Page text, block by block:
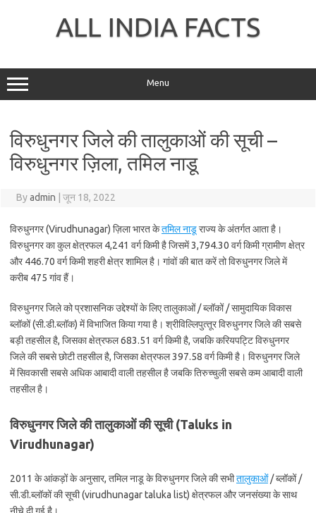
ALL INDIA FACTS
Menu
विरुधुनगर जिले की तालुकाओं की सूची –
विरुधुनगर ज़िला, तमिल नाडू
Byadmin जून 18, 2022
विरुधुनगर (Virudhunagar) ज़िला भारत केतमिल नाडूराज्य के अंतर्गत आता है।
विरुधुनगर का कुल क्षेत्रफल 4,241 वर्ग किमी है जिसमें 3,794.30 वर्ग किमी ग्रामीण क्षेत्र
और 446.70 वर्ग किमी शहरी क्षेत्र शामिल है। गांवों की बात करें तो विरुधुनगर जिले में
करीब 475 गांव हैं।
विरुधुनगर जिले को प्रशासनिक उद्देश्यों के लिए तालुकाओं / ब्लॉकों / सामुदायिक विकास
ब्लॉकों (सी.डी.ब्लॉक) में विभाजित किया गया है। श्रीविल्लिपुत्‍तूर विरुधुनगर जिले की सबसे
बड़ी तहसील है, जिसका क्षेत्रफल 683.51 वर्ग किमी है, जबकि करियपट्टि विरुधुनगर
जिले की सबसे छोटी तहसील है, जिसका क्षेत्रफल 397.58 वर्ग किमी है। विरुधुनगर जिले
में सिवकासी सबसे अधिक आबादी वाली तहसील है जबकि तिरुच्‍चुली सबसे कम आबादी वाली
तहसील है।
विरुधुनगर जिले की तालुकाओं की सूची (Taluks in
Virudhunagar)
2011 के आंकड़ों के अनुसार, तमिल नाडू के विरुधुनगर जिले की सभीतालुकाओं/ ब्लॉकों /
सी.डी.ब्लॉकों की सूची (virudhunagar taluka list) क्षेत्रफल और जनसंख्या के साथ